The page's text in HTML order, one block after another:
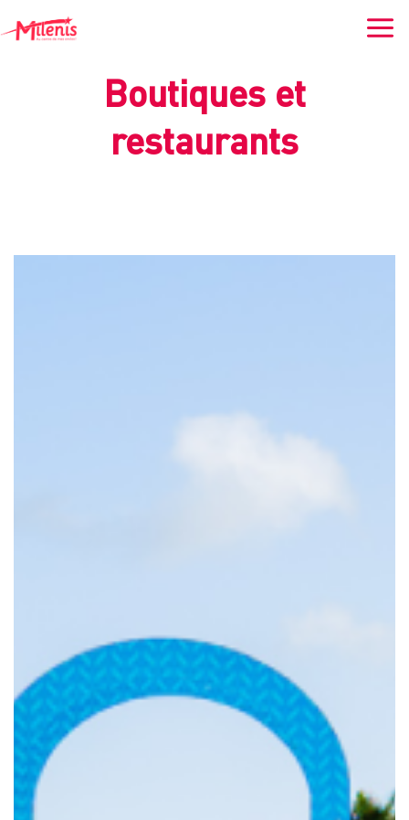
au
Boutiques et
restaurants